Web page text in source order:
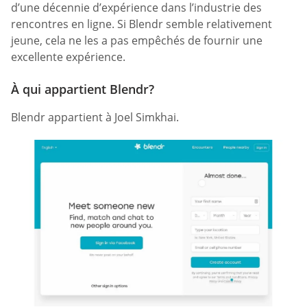
d’une décennie d’expérience dans l’industrie des
rencontres en ligne. Si Blendr semble relativement
jeune, cela ne les a pas empêchés de fournir une
excellente expérience.
À qui appartient Blendr?
Blendr appartient à Joel Simkhai.